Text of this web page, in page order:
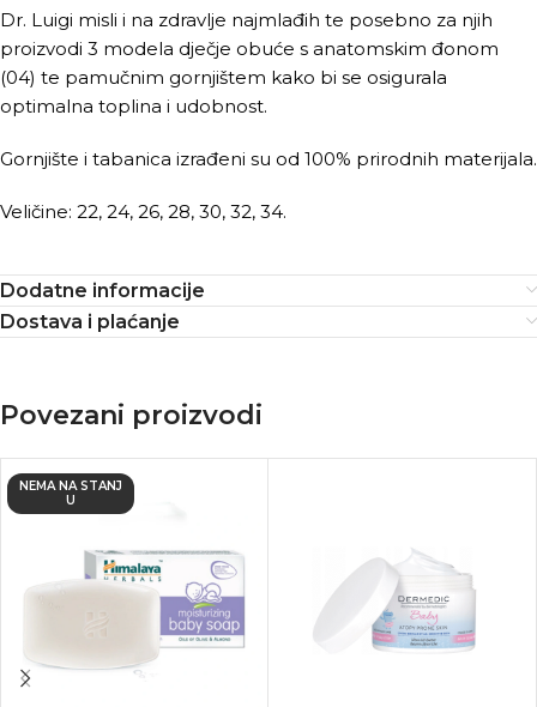
Dr. Luigi misli i na zdravlje najmlađih te posebno za njih
proizvodi 3 modela dječje obuće s anatomskim đonom
(04) te pamučnim gornjištem kako bi se osigurala
optimalna toplina i udobnost.
Gornjište i tabanica izrađeni su od 100% prirodnih materijala.
Veličine: 22, 24, 26, 28, 30, 32, 34.
Dodatne informacije
Dostava i plaćanje
Povezani proizvodi
NEMA NA STANJ
U